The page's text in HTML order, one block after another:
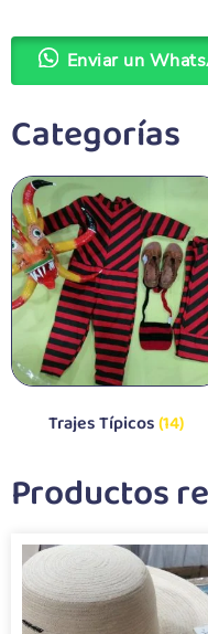
Enviar un
Categorías
Trajes Típicos(14)
Productos